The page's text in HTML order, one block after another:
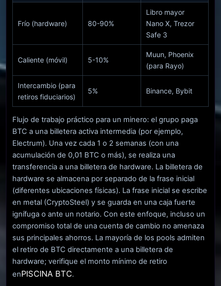
Frío (hardware) 80-90%
Libro mayor
Nano X, Trezor
Safe 3
Caliente (móvil) 5-10%
Muun, Phoenix
(para Rayo)
Intercambio (para
retiros fiduciarios)
5% Binance, Bybit
Flujo de trabajo práctico para un minero: el grupo paga
BTC a una billetera activa intermedia (por ejemplo,
Electrum). Una vez cada 1 o 2 semanas (con una
acumulación de 0,01 BTC o más), se realiza una
transferencia a una billetera de hardware. La billetera de
hardware se almacena por separado de la frase inicial
(diferentes ubicaciones físicas). La frase inicial se escribe
en metal (CryptoSteel) y se guarda en una caja fuerte
ignífuga o ante un notario. Con este enfoque, incluso un
compromiso total de una cuenta de cambio no amenaza
sus principales ahorros. La mayoría de los pools admiten
el retiro de BTC directamente a una billetera de
hardware; verifique el monto mínimo de retiro
enPISCINA BTC.